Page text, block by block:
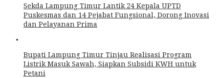
Sekda Lampung Timur Lantik 24 Kepala UPTD
Puskesmas dan 14 Pejabat Fungsional, Dorong Inovasi
dan Pelayanan Prima
Bupati Lampung Timur Tinjau Realisasi Program
Listrik Masuk Sawah, Siapkan Subsidi KWH untuk
Petani